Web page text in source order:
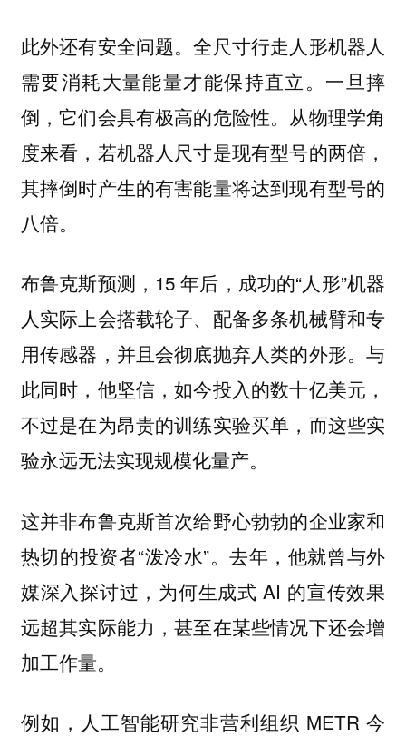
此外还有安全问题。全尺寸行走人形机器人
需要消耗大量能量才能保持直立。一旦摔
倒，它们会具有极高的危险性。从物理学角
度来看，若机器人尺寸是现有型号的两倍，
其摔倒时产生的有害能量将达到现有型号的
八倍。
布鲁克斯预测，15 年后，成功的“人形”机器
人实际上会搭载轮子、配备多条机械臂和专
用传感器，并且会彻底抛弃人类的外形。与
此同时，他坚信，如今投入的数十亿美元，
不过是在为昂贵的训练实验买单，而这些实
验永远无法实现规模化量产。
这并非布鲁克斯首次给野心勃勃的企业家和
热切的投资者“泼冷水”。去年，他就曾与外
媒深入探讨过，为何生成式 AI 的宣传效果
远超其实际能力，甚至在某些情况下还会增
加工作量。
例如，人工智能研究非营利组织 METR 今